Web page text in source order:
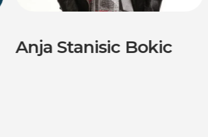
Anja Stanisic Bokic